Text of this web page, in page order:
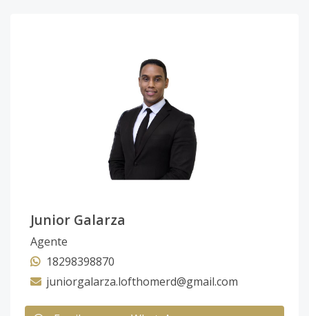
Junior Galarza
Agente
18298398870
juniorgalarza.lofthomerd@gmail.com